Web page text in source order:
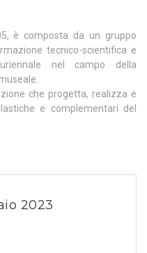
è composta da un gruppo
tecnico-scientifica e
nel campo della
che progetta, realizza e
e complementari del
2023